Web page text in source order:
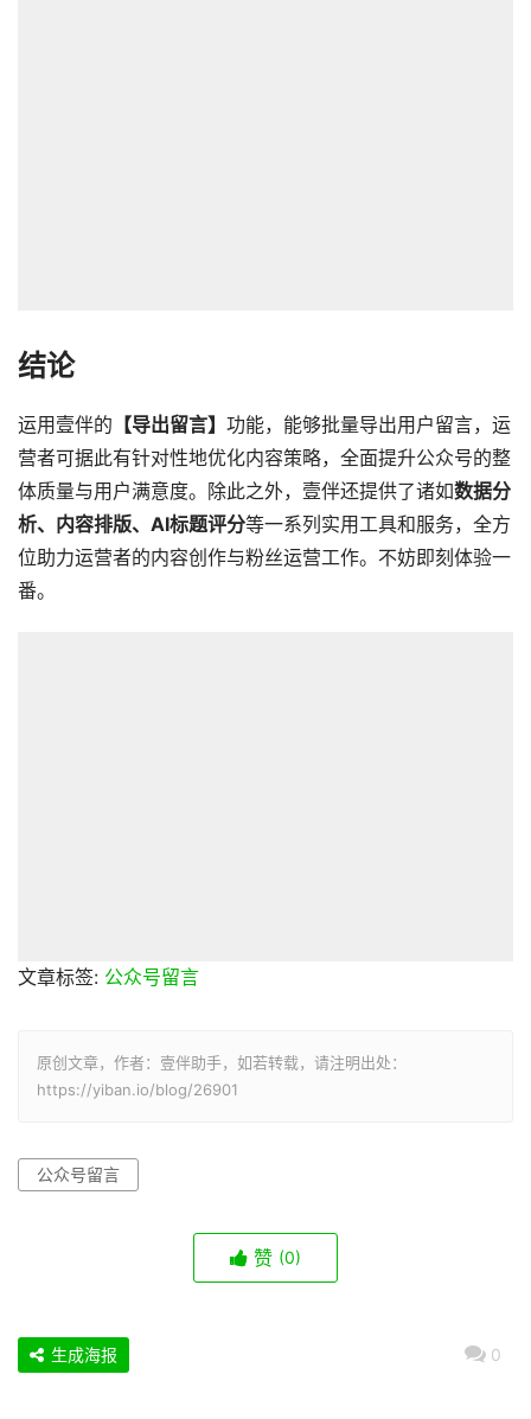
结论
运用壹伴的 【导出留言】 功能，能够批量导出用户留言，运
营者可据此有针对性地优化内容策略，全面提升公众号的整
体质量与用户满意度。除此之外，壹伴还提供了诸如数据分
析、内容排版、AI标题评分等一系列实用工具和服务，全方
位助力运营者的内容创作与粉丝运营工作。不妨即刻体验一
番。
文章标签: 公众号留言
原创文章，作者：壹伴助手，如若转载，请注明出处：
https://yiban.io/blog/26901
公众号留言
赞 (0)
0
生成海报